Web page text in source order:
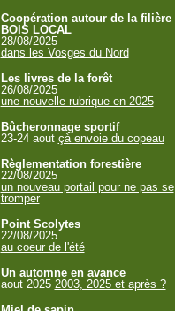
Coopération autour de la filière
BOIS LOCAL
28/08/2025
dans les Vosges du Nord
Les livres de la forêt
26/08/2025
une nouvelle rubrique en 2025
Bûcheronnage sportif
23-24 aout çà envoie du copeau
Règlementation forestière
22/08/2025
un nouveau portail pour ne pas se
tromper
Point Scolytes
22/08/2025
au coeur de l'été
Un automne en avance
aout 2025 2003, 2025 et après ?